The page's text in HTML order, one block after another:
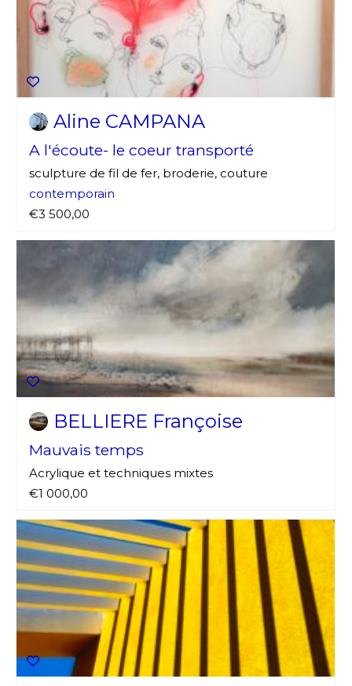
Adresse email*
Prénom
J'accepte lestermes et conditions
* Champ obligatoire
Adresse email*
Nom
Prénom
Statut / Organisation
Aline CAMPANA
A l'écoute- le coeur transporté
sculpture de fil de fer, broderie, couture
contemporain
€3 500,00
BELLIERE Françoise
Mauvais temps
Acrylique et techniques mixtes
€1 000,00